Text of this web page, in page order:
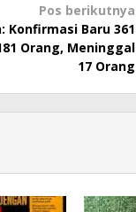
Pos berikutnya
Konfirmasi Baru 361
Orang, Meninggal
17 Orang